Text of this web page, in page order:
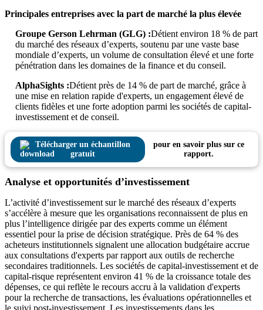
Principales entreprises avec la part de marché la plus élevée
Groupe Gerson Lehrman (GLG) :Détient environ 18 % de part
du marché des réseaux d’experts, soutenu par une vaste base
mondiale d’experts, un volume de consultation élevé et une forte
pénétration dans les domaines de la finance et du conseil.
AlphaSights :Détient près de 14 % de part de marché, grâce à
une mise en relation rapide d'experts, un engagement élevé de
clients fidèles et une forte adoption parmi les sociétés de capital-
investissement et de conseil.
Télécharger un échantillon
gratuit
pour en savoir plus sur ce
rapport.
Analyse et opportunités d’investissement
L’activité d’investissement sur le marché des réseaux d’experts
s’accélère à mesure que les organisations reconnaissent de plus en
plus l’intelligence dirigée par des experts comme un élément
essentiel pour la prise de décision stratégique. Près de 64 % des
acheteurs institutionnels signalent une allocation budgétaire accrue
aux consultations d'experts par rapport aux outils de recherche
secondaires traditionnels. Les sociétés de capital-investissement et de
capital-risque représentent environ 41 % de la croissance totale des
dépenses, ce qui reflète le recours accru à la validation d'experts
pour la recherche de transactions, les évaluations opérationnelles et
le suivi post-investissement. Les investissements dans les